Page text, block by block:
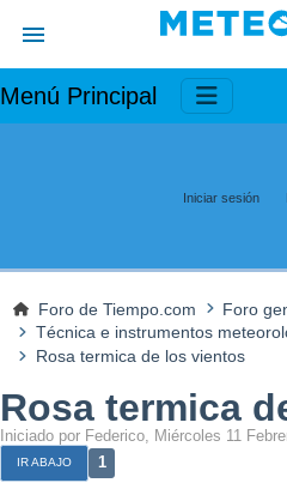
Menú Principal
Iniciar sesión
Foro de Tiempo.com
Foro
Técnica e instrumentos
Rosa termica de los vientos
Rosa termica
Iniciado por Federico, Miércoles 11
IR ABAJO 1